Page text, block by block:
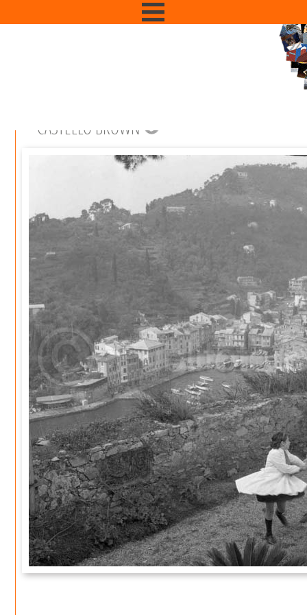
CASTELLO BROWN